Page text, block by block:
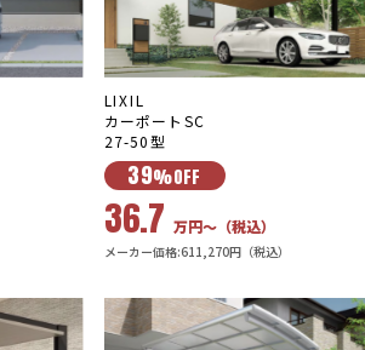
LIXIL
カーポートSC
27-50型
39%OFF
36.7 万円〜（税込）
メーカー価格:611,270円（税込）